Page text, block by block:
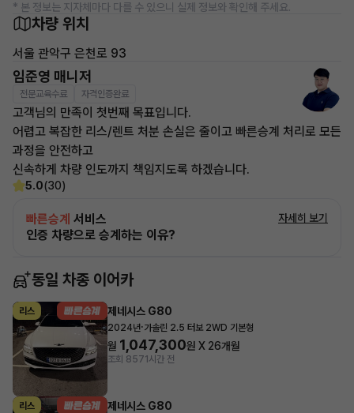
* 본 정보는 지자체마다 다를 수 있으니 실제 정보와 확인해 주세요.
차량 위치
서울 관악구 은천로 93
임준영 매니저
전문교육수료 자격인증완료
고객님의 만족이 첫번째 목표입니다.
어렵고 복잡한 리스/렌트 처분 손실은 줄이고 빠른승계 처리로 모든
과정을 안전하고
신속하게 차량 인도까지 책임지도록 하겠습니다.
5.0(30)
빠른승계 서비스
인증 차량으로 승계하는 이유?
자세히 보기
동일 차종 이어카
리스 제네시스 G80
2024년·가솔린 2.5 터보 2WD 기본형
월 1,047,300원 X 26개월
조회 8571시간 전
리스 제네시스 G80